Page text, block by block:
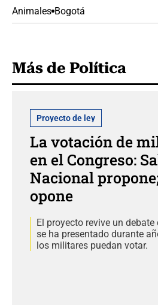
Animales Bogotá
Más de Política
Proyecto de ley
La votación de
en el Congreso:
Nacional
opone
El proyecto revive un
se ha presentado durante
los militares puedan votar.